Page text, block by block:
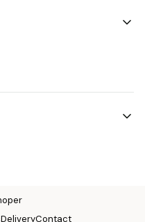
DeliveryContact